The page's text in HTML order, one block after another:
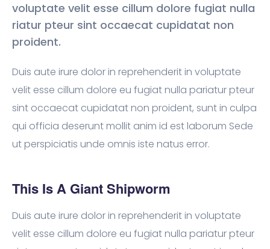
voluptate velit esse cillum dolore fugiat nulla
riatur pteur sint occaecat cupidatat non
proident.
Duis aute irure dolor in reprehenderit in voluptate
velit esse cillum dolore eu fugiat nulla pariatur pteur
sint occaecat cupidatat non proident, sunt in culpa
qui officia deserunt mollit anim id est laborum Sede
ut perspiciatis unde omnis iste natus error.
This Is A Giant Shipworm
Duis aute irure dolor in reprehenderit in voluptate
velit esse cillum dolore eu fugiat nulla pariatur pteur